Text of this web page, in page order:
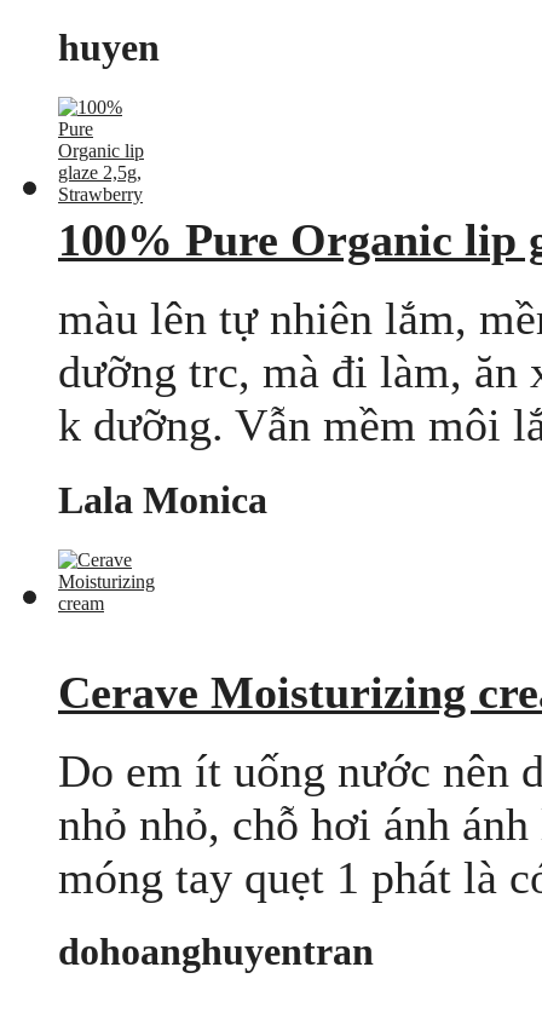
huyen
100% Pure Organic lip
màu lên tự nhiên lắm,
dưỡng trc, mà đi làm, ăn
k dưỡng. Vẫn mềm môi
Lala Monica
Cerave Moisturizing
Do em ít uống nước nên
nhỏ nhỏ, chỗ hơi ánh
móng tay quẹt 1 phát là
dohoanghuyentran